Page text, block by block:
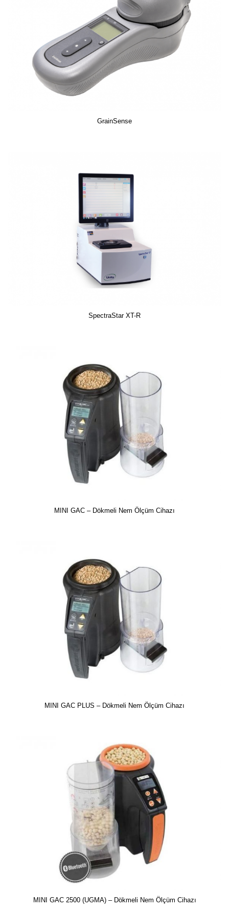
GrainSense
SpectraStar XT-R
MINI GAC – Dökmeli Nem Ölçüm Cihazı
MINI GAC PLUS – Dökmeli Nem Ölçüm Cihazı
MINI GAC 2500 (UGMA) – Dökmeli Nem Ölçüm Cihazı